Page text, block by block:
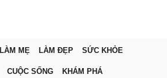
LÀM MẸ LÀM ĐẸP SỨC KHỎE
CUỘC SỐNG KHÁM PHÁ